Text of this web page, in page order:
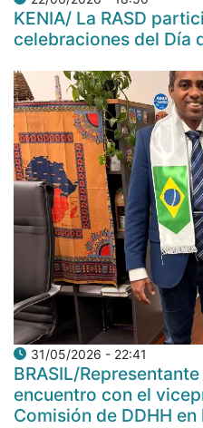
KENIA/ La RASD
celebraciones del Día
31/05/2026 - 22:41
BRASIL/
encuentro con el
Comisión de DDHH